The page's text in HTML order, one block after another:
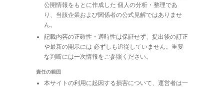
公開情報をもとに作成した 個人の分析・整理であ
り、当該企業および関係者の公式見解ではありませ
ん。
記載内容の正確性・適時性は保証せず、提出後の訂正
や最新の開示には 必ずしも追従していません。重要
な判断には一次情報をご参照ください。
責任の範囲
本サイトの利用に起因する損害について、運営者は一